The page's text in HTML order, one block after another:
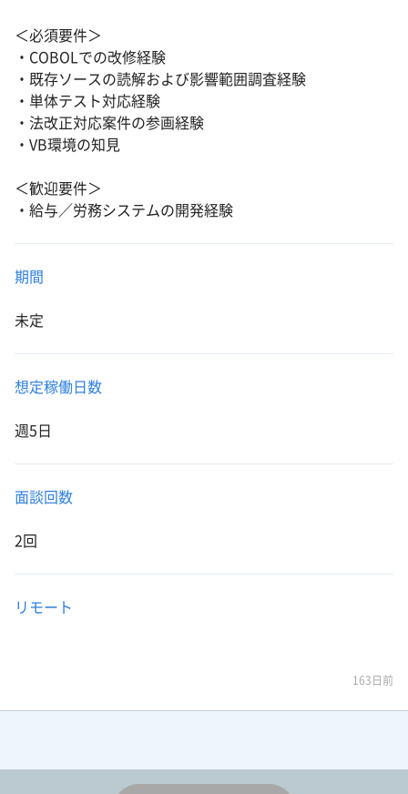
＜必須要件＞
・COBOLでの改修経験
・既存ソースの読解および影響範囲調査経験
・単体テスト対応経験
・法改正対応案件の参画経験
・VB環境の知見
＜歓迎要件＞
・給与／労務システムの開発経験
期間
未定
想定稼働日数
週5日
面談回数
2回
リモート
163日前